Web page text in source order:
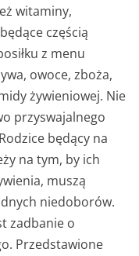
witaminy,
częścią
z menu
owoce, zboża,
żywieniowej. Nie
przyswajalnego
będący na
na tym, by ich
muszą
niedoborów.
zadbanie o
Przedstawione